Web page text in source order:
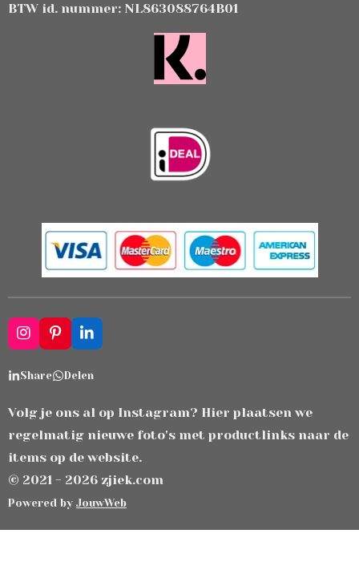
BTW id. nummer: NL863088764B01
I
n
s
t
g
a
m
P
i
n
t
r
s
t
L
i
k
d
n
Share Delen
Volg je ons al op Instagram? Hier plaatsen we
regelmatig nieuwe foto's met productlinks naar de
items op de website.
© 2021 - 2026 zjiek.com
Powered by JouwWeb